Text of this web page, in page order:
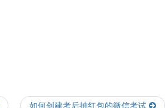
如何创建考后抽红包的微信考试